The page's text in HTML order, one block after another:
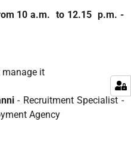
10 a.m. to 12.15 p.m. -
manage it
- Recruitment Specialist -
Agency